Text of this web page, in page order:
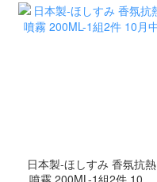
日本製-ほしすみ 香氛抗熱
噴霧 200ML-1組2件 10月